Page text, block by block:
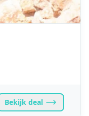
Bekijk deal